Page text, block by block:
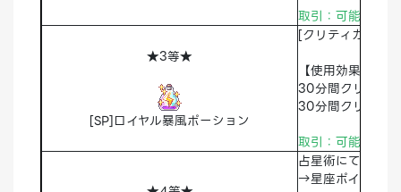
取引：可能 破
★3等★
[SP]ロイヤル暴風ポーション
[クリティカル確
【使用効果】
30分間クリティ
30分間クリティ
取引：可能 破
占星術にてポイ
→星座ポイント